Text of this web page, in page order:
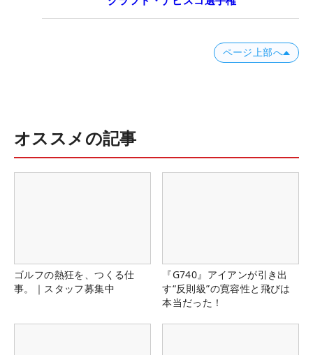
ページ上部へ
オススメの記事
ゴルフの熱狂を、つくる仕
事。｜スタッフ募集中
『G740』アイアンが引き出
す“反則級”の寛容性と飛びは
本当だった！